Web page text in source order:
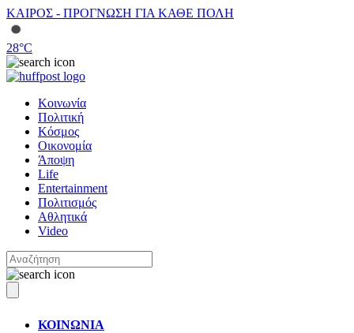
ΚΑΙΡΟΣ - ΠΡΟΓΝΩΣΗ ΓΙΑ ΚΑΘΕ ΠΟΛΗ
28°C
Κοινωνία
Πολιτική
Κόσμος
Οικονομία
Άποψη
Life
Entertainment
Πολιτισμός
Αθλητικά
Video
ΚΟΙΝΩΝΙΑ